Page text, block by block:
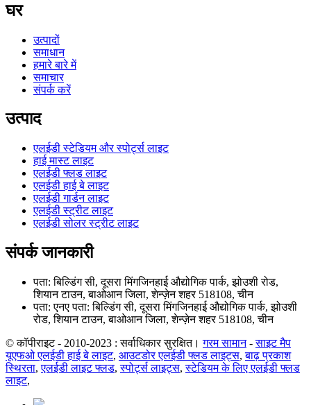
घर
उत्पादों
समाधान
हमारे बारे में
समाचार
संपर्क करें
उत्पाद
एलईडी स्टेडियम और स्पोर्ट्स लाइट
हाई मास्ट लाइट
एलईडी फ्लड लाइट
एलईडी हाई बे लाइट
एलईडी गार्डन लाइट
एलईडी स्ट्रीट लाइट
एलईडी सोलर स्ट्रीट लाइट
संपर्क जानकारी
पता: बिल्डिंग सी, दूसरा मिंगजिनहाई औद्योगिक पार्क, झोउशी रोड,
शियान टाउन, बाओआन जिला, शेन्ज़ेन शहर 518108, चीन
पता: एनए पता: बिल्डिंग सी, दूसरा मिंगजिनहाई औद्योगिक पार्क, झोउशी
रोड, शियान टाउन, बाओआन जिला, शेन्ज़ेन शहर 518108, चीन
© कॉपीराइट - 2010-2023 : सर्वाधिकार सुरक्षित। गरम सामान-साइट मैप
यूएफओ एलईडी हाई बे लाइट, आउटडोर एलईडी फ्लड लाइट्स,बाढ़ प्रकाश
स्थिरता,एलईडी लाइट फ्लड,स्पोर्ट्स लाइट्स,स्टेडियम के लिए एलईडी फ्लड
लाइट,